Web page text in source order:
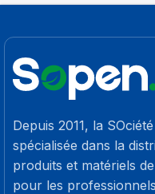
Depuis 2011, la
spécialisée dans la
produits et matériels
pour les